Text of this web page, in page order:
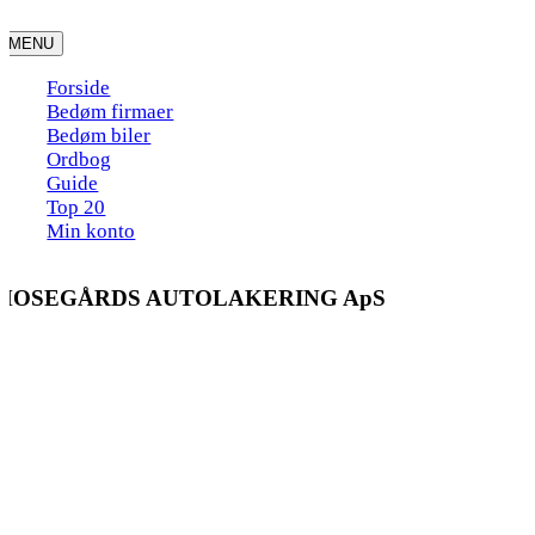
to
content
MENU
Forside
Bedøm firmaer
Bedøm biler
Ordbog
Guide
Top 20
Min konto
AUTOLAKERING ApS